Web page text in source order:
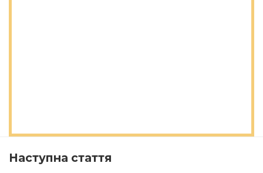
Наступна стаття